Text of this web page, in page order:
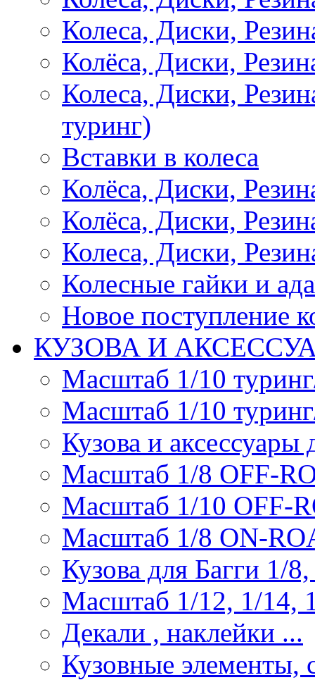
Колеса, Диски,
Колёса, Диски,
Колеса, Диски,
туринг)
Вставки в колеса
Колёса, Диски,
Колёса, Диски,
Колеса, Диски,
Колесные гайки и
Новое поступление
КУЗОВА И
Масштаб 1/10
Масштаб 1/10
Кузова и
Масштаб 1/8 OFF-
Масштаб 1/10 OFF-
Масштаб 1/8 ON-
Кузова для Багги 1/
Масштаб 1/12, 1/14,
Декали , наклейки ...
Кузовные элементы,